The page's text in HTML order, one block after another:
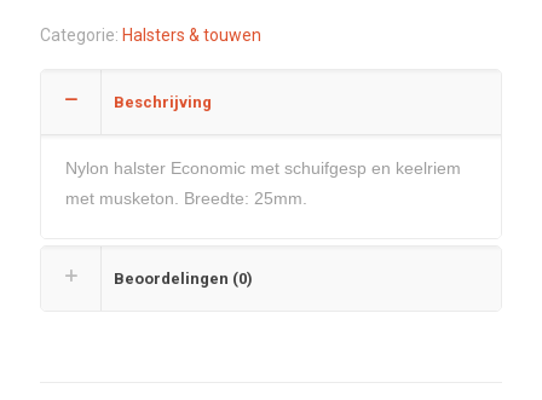
Categorie: Halsters & touwen
Beschrijving
Nylon halster Economic met schuifgesp en keelriem
met musketon. Breedte: 25mm.
Beoordelingen (0)